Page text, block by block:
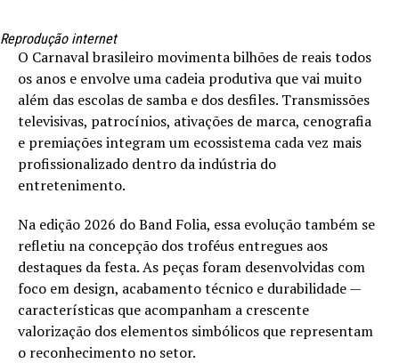
Reprodução internet
O Carnaval brasileiro movimenta bilhões de reais todos
os anos e envolve uma cadeia produtiva que vai muito
além das escolas de samba e dos desfiles. Transmissões
televisivas, patrocínios, ativações de marca, cenografia
e premiações integram um ecossistema cada vez mais
profissionalizado dentro da indústria do
entretenimento.
Na edição 2026 do Band Folia, essa evolução também se
refletiu na concepção dos troféus entregues aos
destaques da festa. As peças foram desenvolvidas com
foco em design, acabamento técnico e durabilidade —
características que acompanham a crescente
valorização dos elementos simbólicos que representam
o reconhecimento no setor.